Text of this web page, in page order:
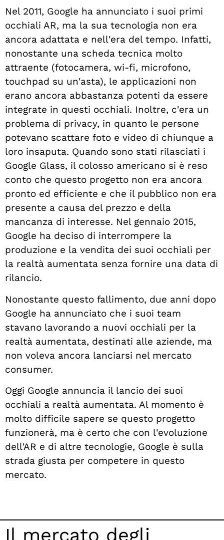
Nel 2011, Google ha annunciato i suoi primi
occhiali AR, ma la sua tecnologia non era
ancora adattata e nell'era del tempo. Infatti,
nonostante una scheda tecnica molto
attraente (fotocamera, wi-fi, microfono,
touchpad su un'asta), le applicazioni non
erano ancora abbastanza potenti da essere
integrate in questi occhiali. Inoltre, c'era un
problema di privacy, in quanto le persone
potevano scattare foto e video di chiunque a
loro insaputa. Quando sono stati rilasciati i
Google Glass, il colosso americano si è reso
conto che questo progetto non era ancora
pronto ed efficiente e che il pubblico non era
presente a causa del prezzo e della
mancanza di interesse. Nel gennaio 2015,
Google ha deciso di interrompere la
produzione e la vendita dei suoi occhiali per
la realtà aumentata senza fornire una data di
rilancio.
Nonostante questo fallimento, due anni dopo
Google ha annunciato che i suoi team
stavano lavorando a nuovi occhiali per la
realtà aumentata, destinati alle aziende, ma
non voleva ancora lanciarsi nel mercato
consumer.
Oggi Google annuncia il lancio dei suoi
occhiali a realtà aumentata. Al momento è
molto difficile sapere se questo progetto
funzionerà, ma è certo che con l'evoluzione
dell'AR e di altre tecnologie, Google è sulla
strada giusta per competere in questo
mercato.
Il mercato degli